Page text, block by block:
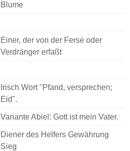
Blume
Einer, der von der Ferse oder
Verdränger erfaßt
Irisch Wort "Pfand, versprechen;
Eid".
Variante Abiel: Gott ist mein Vater.
Diener des Helfers Gewährung
Sieg